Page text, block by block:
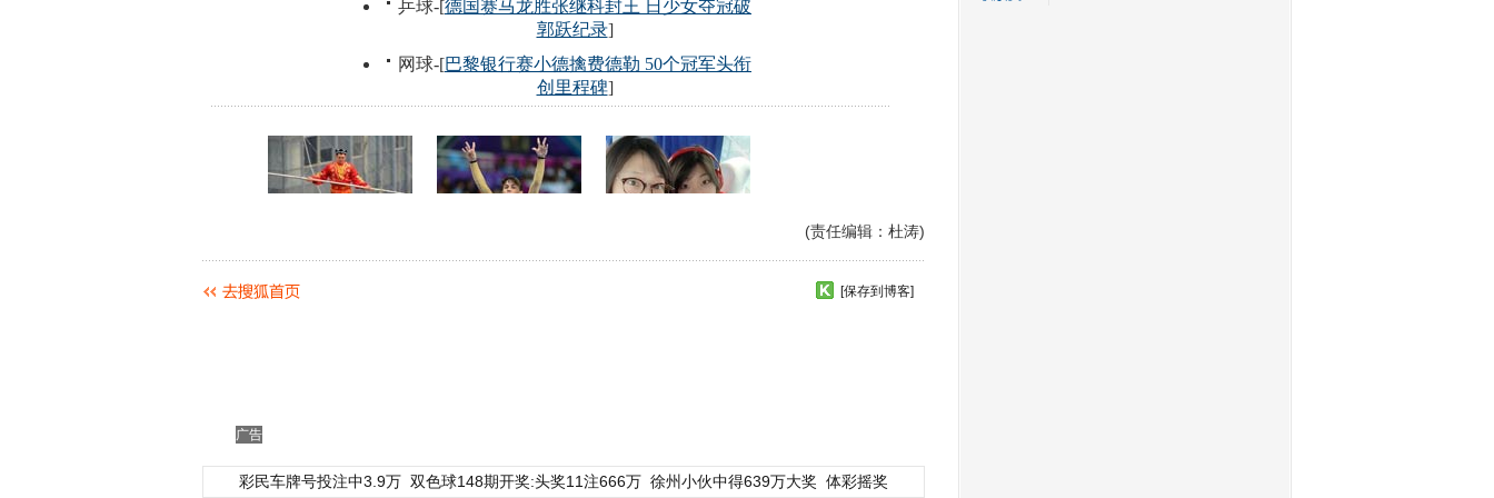
(责任编辑：杜涛)
[保存到博客]
广告
彩民车牌号投注中3.9万 双色球148期开奖:头奖11注666万 徐州小伙中得639万大奖 体彩摇奖